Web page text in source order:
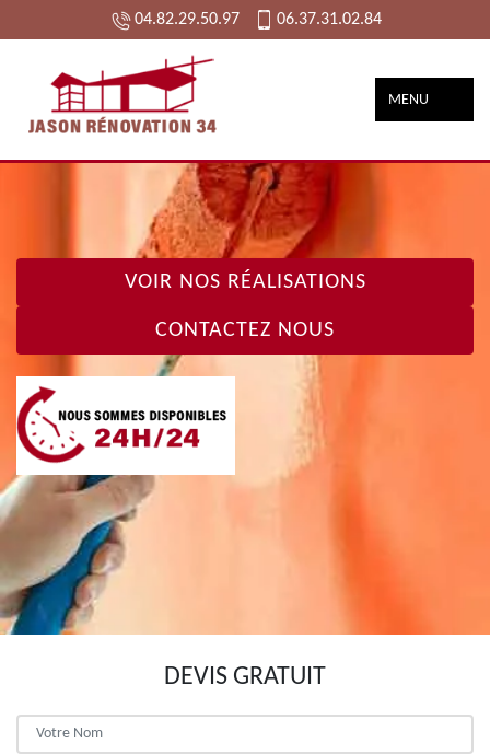
04.82.29.50.97 06.37.31.02.84
MENU
VOIR NOS RÉALISATIONS
CONTACTEZ NOUS
DEVIS GRATUIT